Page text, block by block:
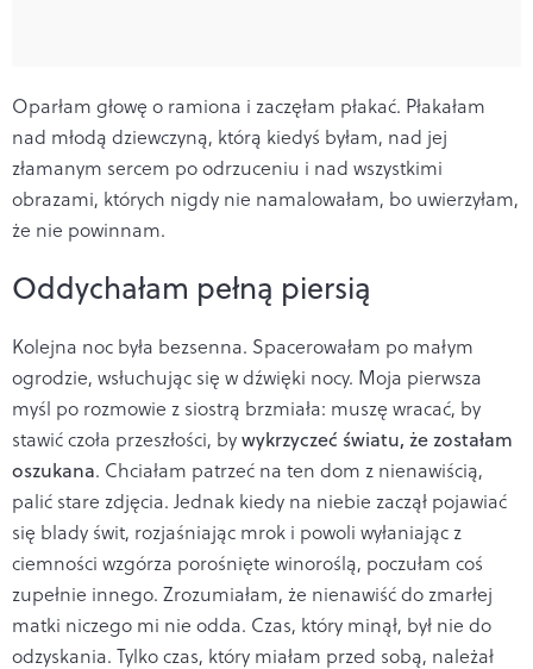
Oparłam głowę o ramiona i zaczęłam płakać. Płakałam
nad młodą dziewczyną, którą kiedyś byłam, nad jej
złamanym sercem po odrzuceniu i nad wszystkimi
obrazami, których nigdy nie namalowałam, bo uwierzyłam,
że nie powinnam.
Oddychałam pełną piersią
Kolejna noc była bezsenna. Spacerowałam po małym
ogrodzie, wsłuchując się w dźwięki nocy. Moja pierwsza
myśl po rozmowie z siostrą brzmiała: muszę wracać, by
stawić czoła przeszłości, bywykrzyczeć światu, że zostałam
oszukana. Chciałam patrzeć na ten dom z nienawiścią,
palić stare zdjęcia. Jednak kiedy na niebie zaczął pojawiać
się blady świt, rozjaśniając mrok i powoli wyłaniając z
ciemności wzgórza porośnięte winoroślą, poczułam coś
zupełnie innego. Zrozumiałam, że nienawiść do zmarłej
matki niczego mi nie odda. Czas, który minął, był nie do
odzyskania. Tylko czas, który miałam przed sobą, należał